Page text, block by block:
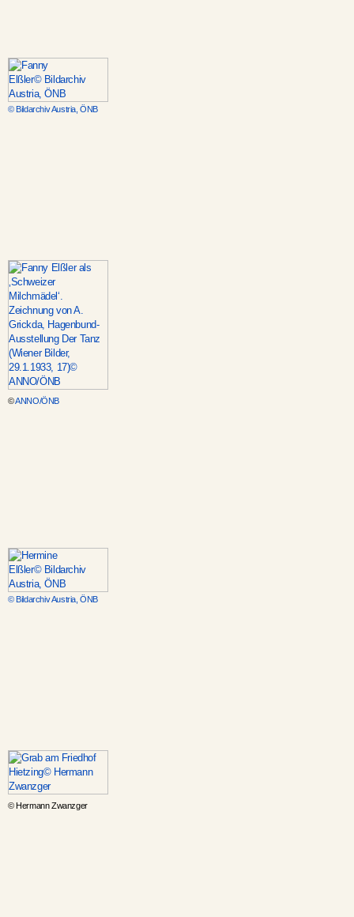
© Bildarchiv Austria, ÖNB
©ANNO/ÖNB
© Bildarchiv Austria, ÖNB
© Hermann Zwanzger